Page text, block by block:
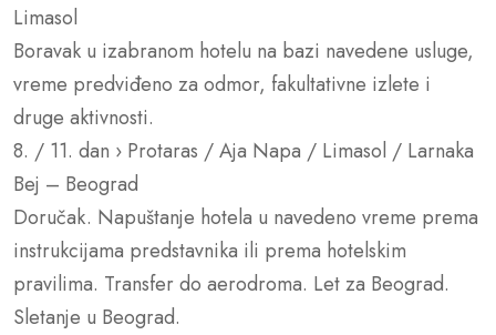
Limasol
Boravak u izabranom hotelu na bazi navedene usluge,
vreme predviđeno za odmor, fakultativne izlete i
druge aktivnosti.
8. / 11. dan › Protaras / Aja Napa / Limasol / Larnaka
Bej – Beograd
Doručak. Napuštanje hotela u navedeno vreme prema
instrukcijama predstavnika ili prema hotelskim
pravilima. Transfer do aerodroma. Let za Beograd.
Sletanje u Beograd.